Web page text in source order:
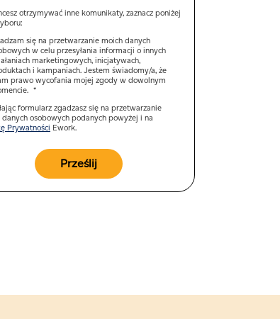
otrzymywać inne komunikaty, zaznacz poniżej
się na przetwarzanie moich danych
w celu przesyłania informacji o innych
marketingowych, inicjatywach,
i kampaniach. Jestem świadomy/a, że
prawo wycofania mojej zgody w dowolnym
*
formularz zgadzasz się na przetwarzanie
danych osobowych podanych powyżej i na
Prywatności Ework.